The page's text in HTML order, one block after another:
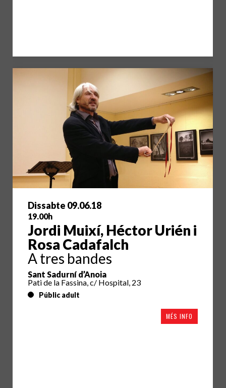
Dissabte 09.06.18
19.00h
Jordi Muixí, Héctor Urién i
Rosa Cadafalch
A tres bandes
Sant Sadurní d’Anoia
Pati de la Fassina, c/ Hospital, 23
Públic adult
MÉS INFO